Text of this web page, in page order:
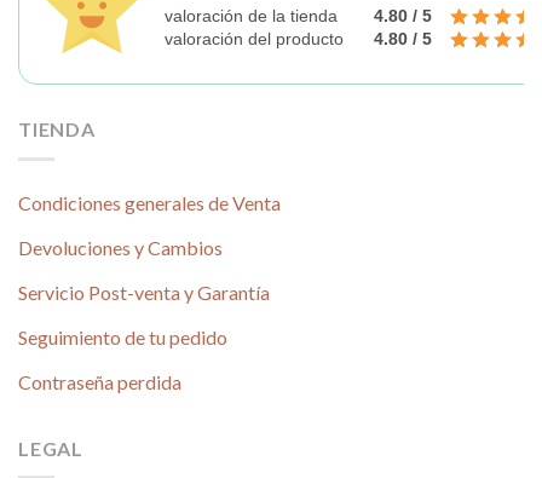
valoración de la tienda
4.80 / 5
valoración del producto
4.80 / 5
TIENDA
Condiciones generales de Venta
Devoluciones y Cambios
Servicio Post-venta y Garantía
Seguimiento de tu pedido
Contraseña perdida
LEGAL